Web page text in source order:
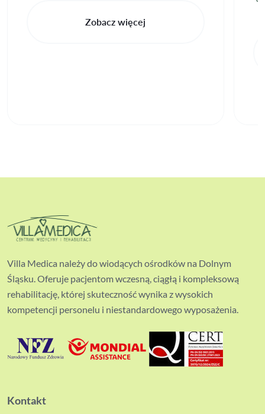
Zobacz więcej
Villa Medica należy do wiodących ośrodków na Dolnym
Śląsku. Oferuje pacjentom wczesną, ciągłą i kompleksową
rehabilitację, której skuteczność wynika z wysokich
kompetencji personelu i niestandardowego wyposażenia.
Kontakt